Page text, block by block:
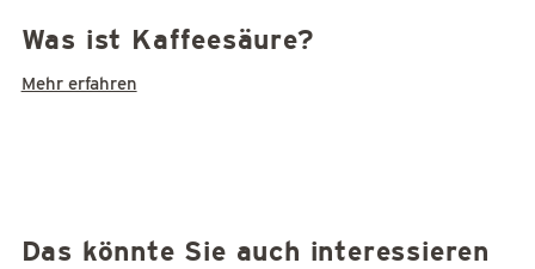
Was ist Kaffeesäure?
Mehr erfahren
Das könnte Sie auch interessieren